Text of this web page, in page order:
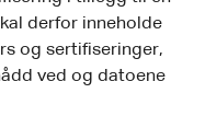
derfor inneholde
og sertifiseringer,
ved og datoene